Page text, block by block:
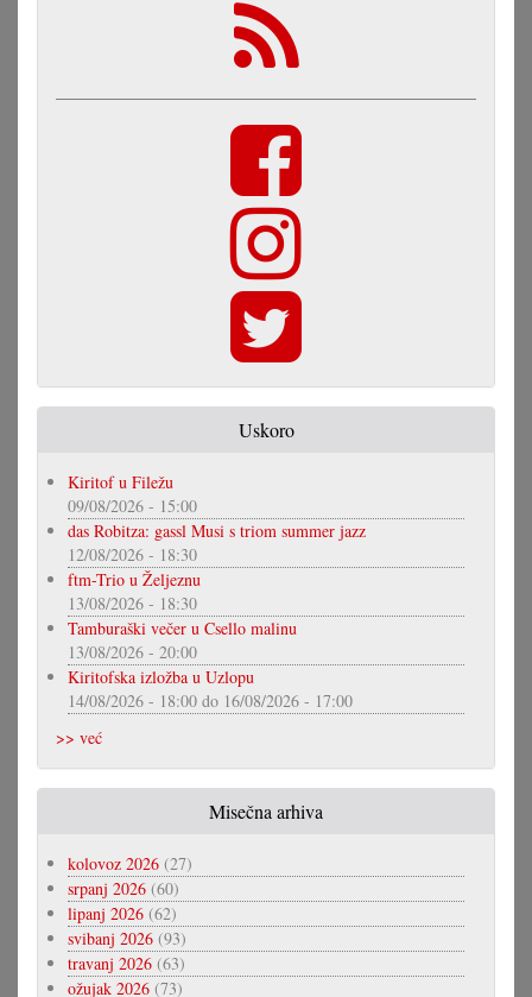
Uskoro
Kiritof u Filežu
09/08/2026 - 15:00
das Robitza: gassl Musi s triom summer jazz
12/08/2026 - 18:30
ftm-Trio u Željeznu
13/08/2026 - 18:30
Tamburaški večer u Csello malinu
13/08/2026 - 20:00
Kiritofska izložba u Uzlopu
14/08/2026 - 18:00 do 16/08/2026 - 17:00
>> već
Misečna arhiva
kolovoz 2026 (27)
srpanj 2026 (60)
lipanj 2026 (62)
svibanj 2026 (93)
travanj 2026 (63)
ožujak 2026 (73)